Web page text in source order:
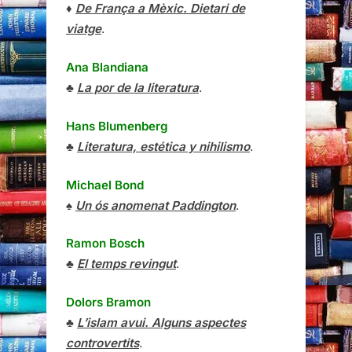
♦ De França a Mèxic. Dietari de
viatge.
Ana Blandiana
♣ La por de la literatura.
Hans Blumenberg
♣ Literatura, estética y nihilismo.
Michael Bond
♠ Un ós anomenat Paddington.
Ramon Bosch
♣ El temps revingut.
Dolors Bramon
♣ L’islam avui. Alguns aspectes
controvertits.